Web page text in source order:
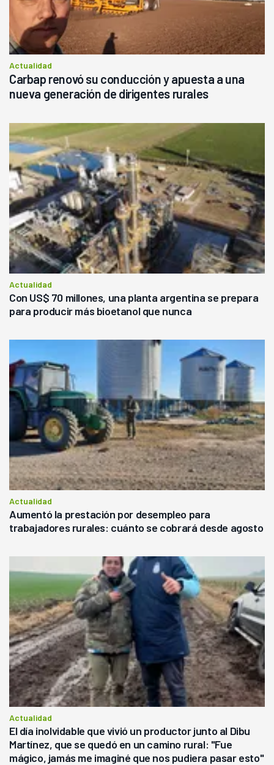
Actualidad
Carbap renovó su conducción y apuesta a una
nueva generación de dirigentes rurales
Actualidad
Con US$ 70 millones, una planta argentina se prepara
para producir más bioetanol que nunca
Actualidad
Aumentó la prestación por desempleo para
trabajadores rurales: cuánto se cobrará desde agosto
Actualidad
El día inolvidable que vivió un productor junto al Dibu
Martínez, que se quedó en un camino rural: "Fue
mágico, jamás me imaginé que nos pudiera pasar esto"